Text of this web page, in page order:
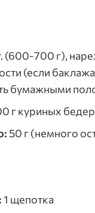
(600-700 г),
(если
бумажными
г куриных
50 г (немного
1 щепотка